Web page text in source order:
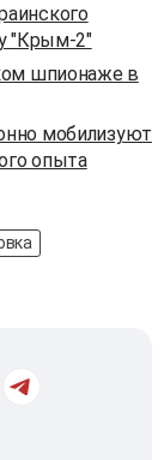
"Крым-2"
шпионаже в
мобилизуют
опыта